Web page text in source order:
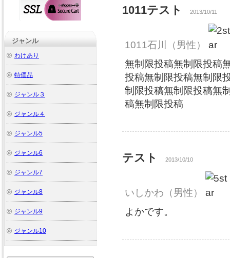
1011テスト 2013/10/11
1011石川
（男性）
無制限投稿無制限投稿
投稿無制限投稿無制限
制限投稿無制限投稿無
稿無制限投稿
テスト 2013/10/10
いしかわ （男性）
よかです。
ジャンル
わけあり
特価品
ジャンル３
ジャンル４
ジャンル5
ジャンル6
ジャンル7
ジャンル8
ジャンル9
ジャンル10